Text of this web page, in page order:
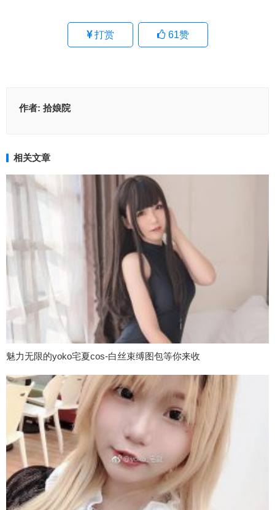
打赏 61赞
作者: 拾娘院
相关文章
魅力无限的yoko宅夏cos-白丝束缚图包等你来收